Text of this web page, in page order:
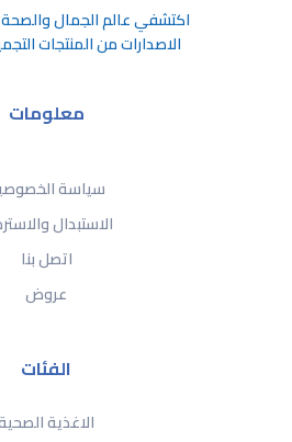
اكتشفي عالم الجمال
الاصدارات من المنتجات
معلومات
سياسة
الاستبدال
اتصل بنا
عروض
الفئات
الاغذية